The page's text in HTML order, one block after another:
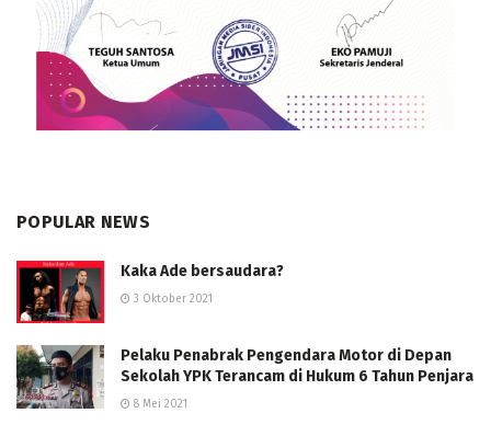
POPULAR NEWS
Kaka Ade bersaudara?
3 Oktober 2021
Pelaku Penabrak Pengendara Motor di Depan
Sekolah YPK Terancam di Hukum 6 Tahun Penjara
8 Mei 2021